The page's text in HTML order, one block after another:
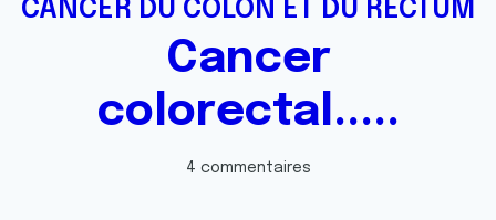
CANCER DU CÔLON ET DU RECTUM
Cancer
colorectal.....
4 commentaires